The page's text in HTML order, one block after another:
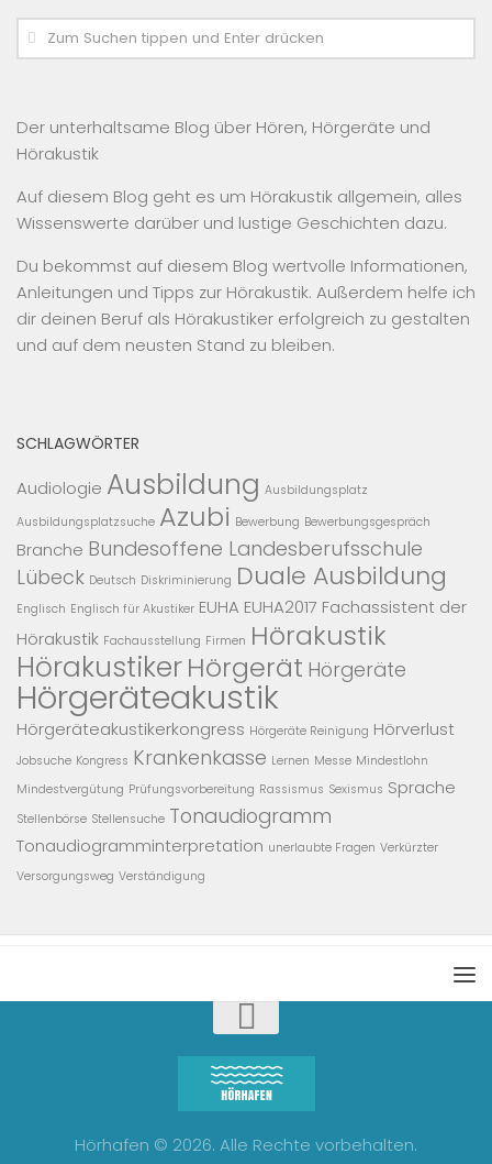
Der unterhaltsame Blog über Hören, Hörgeräte und
Hörakustik
Auf diesem Blog geht es um Hörakustik allgemein, alles
Wissenswerte darüber und lustige Geschichten dazu.
Du bekommst auf diesem Blog wertvolle Informationen,
Anleitungen und Tipps zur Hörakustik. Außerdem helfe ich
dir deinen Beruf als Hörakustiker erfolgreich zu gestalten
und auf dem neusten Stand zu bleiben.
SCHLAGWÖRTER
Audiologie Ausbildung Ausbildungsplatz
Ausbildungsplatzsuche Azubi Bewerbung Bewerbungsgespräch
Branche Bundesoffene Landesberufsschule
Lübeck Deutsch Diskriminierung Duale Ausbildung
Englisch Englisch für Akustiker EUHA EUHA2017 Fachassistent der
Hörakustik Fachausstellung Firmen Hörakustik
HörakustikerHörgerät Hörgeräte
Hörgeräteakustik
Hörgeräteakustikerkongress Hörgeräte Reinigung Hörverlust
Jobsuche Kongress Krankenkasse Lernen Messe Mindestlohn
Mindestvergütung Prüfungsvorbereitung Rassismus Sexismus Sprache
Stellenbörse Stellensuche Tonaudiogramm
Tonaudiogramminterpretation unerlaubte Fragen Verkürzter
Versorgungsweg Verständigung
Hörhafen © 2026. Alle Rechte vorbehalten.